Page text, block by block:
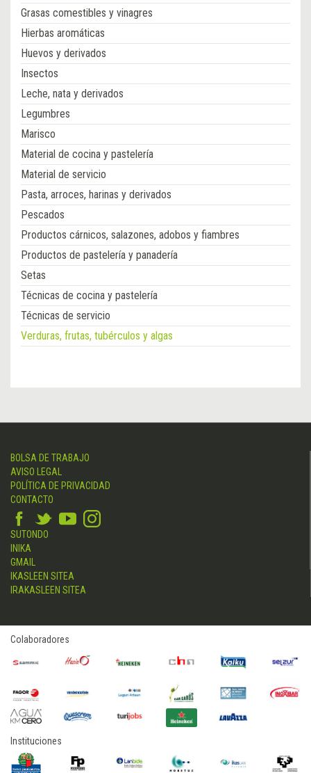
Grasas comestibles y vinagres
Hierbas aromáticas
Huevos y derivados
Insectos
Leche, nata y derivados
Legumbres
Marisco
Material de cocina y pastelería
Material de servicio
Pasta, arroces, harinas y derivados
Pescados
Productos cárnicos, salazones, adobos y fiambres
Productos de pastelería y panadería
Setas
Técnicas de cocina y pastelería
Técnicas de servicio
Verduras, frutas, tubérculos y algas
BOLSA DE TRABAJO
AVISO LEGAL
POLÍTICA DE PRIVACIDAD
CONTACTO
SUTONDO
INIKA
GMAIL
IKASLEEN SITEA
IRAKASLEEN SITEA
Colaboradores
Instituciones